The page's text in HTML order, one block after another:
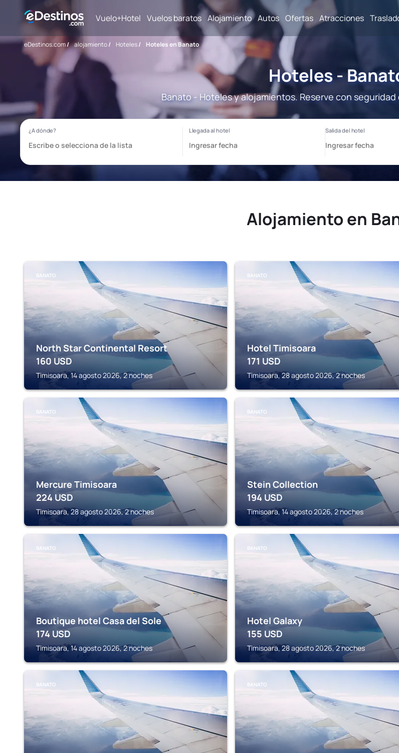
Vuelo+Hotel Vuelos baratos Alojamiento Autos Ofertas Atracciones
eDestinos.com/ alojamiento/ Hoteles/ Hoteles en Banato
Hoteles -
Banato - Hoteles y alojamientos. Reserve con
Alojamiento en
BANATO
North Star Continental Resort
160 USD
Timisoara, 14 agosto 2026, 2 noches
BANATO
Hotel Timisoara
171 USD
Timisoara, 28 agosto 2026, 2 noches
BANATO
Mercure Timisoara
224 USD
Timisoara, 28 agosto 2026, 2 noches
BANATO
Stein Collection
194 USD
Timisoara, 14 agosto 2026, 2 noches
BANATO
Boutique hotel Casa del Sole
174 USD
Timisoara, 14 agosto 2026, 2 noches
BANATO
Hotel Galaxy
155 USD
Timisoara, 28 agosto 2026, 2 noches
BANATO BANATO